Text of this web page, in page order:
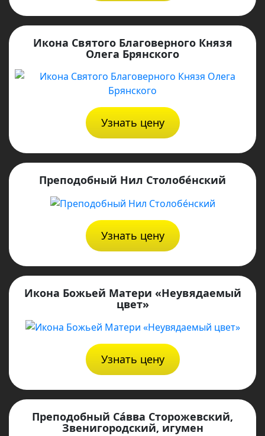
Икона Святого Благоверного Князя
Олега Брянского
Узнать цену
Преподобный Нил Столобе́нский
Узнать цену
Икона Божьей Матери «Неувядаемый
цвет»
Узнать цену
Преподобный Са́вва Сторожевский,
Звенигородский, игумен